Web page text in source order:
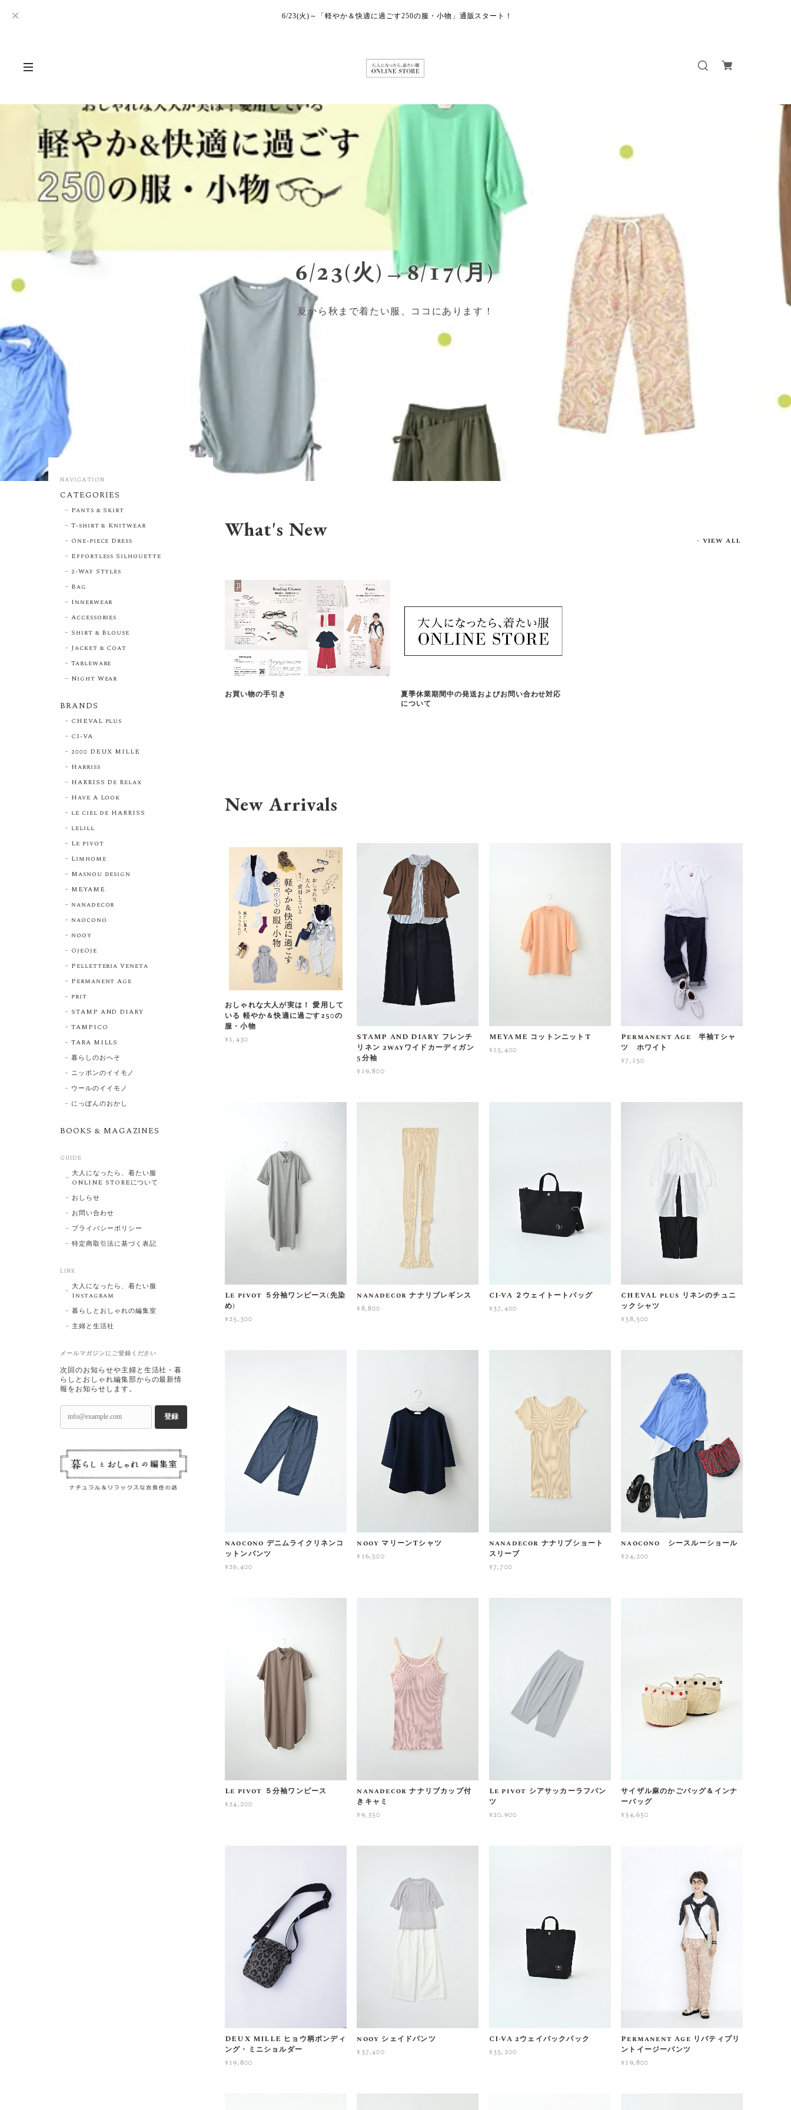
6/23(火)～「軽やか＆快適に過ごす250の服・小物」通販スタート！
6/23(火)→8/17(月)
夏から秋まで着たい服、ココにあります！
What's New VIEW ALL
お買い物の手引き
夏季休業期間中の発送およびお問い合わせ対応
について
New Arrivals
おしゃれな大人が実は！ 愛用して
いる 軽やか＆快適に過ごす250の
服・小物
¥1,430
STAMP AND DIARY フレンチ
リネン 2wayワイドカーディガン
5分袖
¥19,800
MEYAME コットンニットT
¥15,400
Permanent Age 半袖Tシャ
ツ ホワイト
¥7,150
Le pivot ５分袖ワンピース(先染
め)
¥25,300
nanadecor ナナリブレギンス
¥8,800
CI-VA ２ウェイトートバッグ
¥37,400
CHEVAL plus リネンのチュニ
ックシャツ
¥38,500
naocono デニムライクリネンコ
ットンパンツ
¥26,400
nooy マリーンTシャツ
¥16,500
nanadecor ナナリブショート
スリーブ
¥7,700
naocono シースルーショール
¥24,200
Le pivot ５分袖ワンピース
¥24,200
nanadecor ナナリブカップ付
きキャミ
¥9,350
Le pivot シアサッカーラフパン
ツ
¥20,900
サイザル麻のかごバッグ＆インナ
ーバッグ
¥34,650
DEUX MILLE ヒョウ柄ボンディ
ング・ミニショルダー
¥19,800
nooy シェイドパンツ
¥37,400
CI-VA 2ウェイバックパック
¥35,200
Permanent Age リバティプリ
ントイージーパンツ
¥19,800
NAVIGATION
CATEGORIES
Pants & Skirt
T-shirt & Knitwear
One-piece Dress
Effortless Silhouette
2-Way Styles
Bag
Innerwear
Accessories
Shirt & Blouse
Jacket & Coat
Tableware
Night Wear
BRANDS
CHEVAL plus
CI-VA
2000 DEUX MILLE
Harriss
HARRISS De Relax
Have A Look
le ciel de HARRISS
lelill
Le pivot
Limhome
Masnou design
MEYAME
nanadecor
naocono
nooy
OjeOje
Pelletteria Veneta
Permanent Age
prit
STAMP AND DIARY
TAMPICO
TARA MILLS
暮らしのおへそ
ニッポンのイイモノ
ウールのイイモノ
にっぽんのおかし
BOOKS & MAGAZINES
GUIDE
大人になったら、着たい服
ONLINE STOREについて
おしらせ
お問い合わせ
プライバシーポリシー
特定商取引法に基づく表記
LINK
大人になったら、着たい服
Instagram
暮らしとおしゃれの編集室
主婦と生活社
メールマガジンにご登録ください
次回のお知らせや主婦と生活社・暮
らしとおしゃれ編集部からの最新情
報をお知らせします。
登録